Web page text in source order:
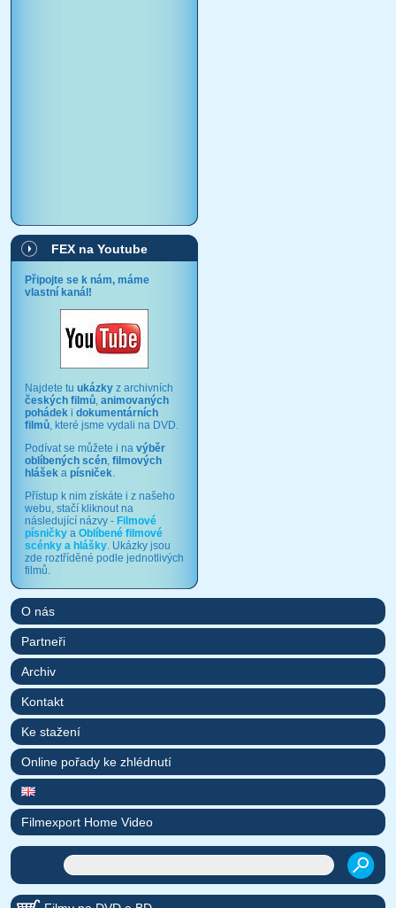
FEX na Youtube
Připojte se k nám, máme
vlastní kanál!
Najdete tu ukázky z archivních
českých filmů, animovaných
pohádek i dokumentárních
filmů, které jsme vydali na DVD.
Podívat se můžete i na výběr
oblíbených scén, filmových
hlášek a písniček.
Přístup k nim získáte i z našeho
webu, stačí kliknout na
následující názvy - Filmové
písničky a Oblíbené filmové
scénky a hlášky. Ukázky jsou
zde roztříděné podle jednotlivých
filmů.
O nás
Partneři
Archiv
Kontakt
Ke stažení
Online pořady ke zhlédnutí
Filmexport Home Video